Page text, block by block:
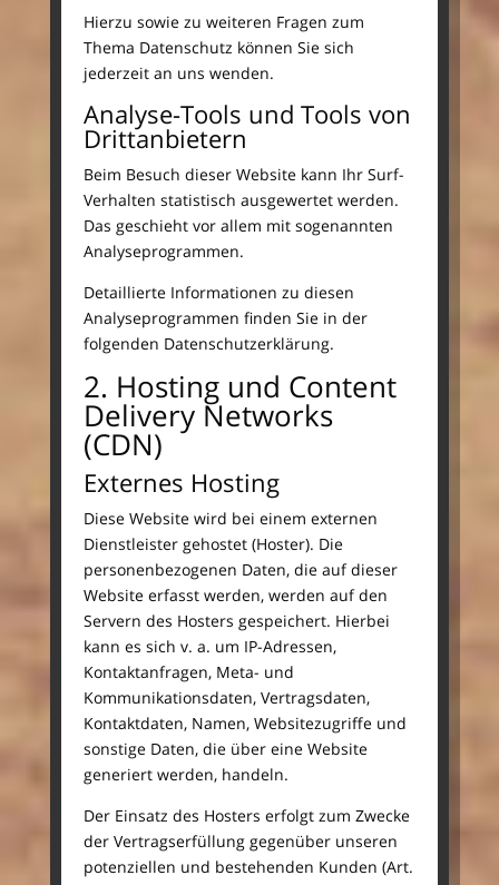
Hierzu sowie zu weiteren Fragen zum
Thema Datenschutz können Sie sich
jederzeit an uns wenden.
Analyse-Tools und Tools von
Dritt­anbietern
Beim Besuch dieser Website kann Ihr Surf-
Verhalten statistisch ausgewertet werden.
Das geschieht vor allem mit sogenannten
Analyseprogrammen.
Detaillierte Informationen zu diesen
Analyseprogrammen finden Sie in der
folgenden Datenschutzerklärung.
2. Hosting und Content
Delivery Networks
(CDN)
Externes Hosting
Diese Website wird bei einem externen
Dienstleister gehostet (Hoster). Die
personenbezogenen Daten, die auf dieser
Website erfasst werden, werden auf den
Servern des Hosters gespeichert. Hierbei
kann es sich v. a. um IP-Adressen,
Kontaktanfragen, Meta- und
Kommunikationsdaten, Vertragsdaten,
Kontaktdaten, Namen, Websitezugriffe und
sonstige Daten, die über eine Website
generiert werden, handeln.
Der Einsatz des Hosters erfolgt zum Zwecke
der Vertragserfüllung gegenüber unseren
potenziellen und bestehenden Kunden (Art.